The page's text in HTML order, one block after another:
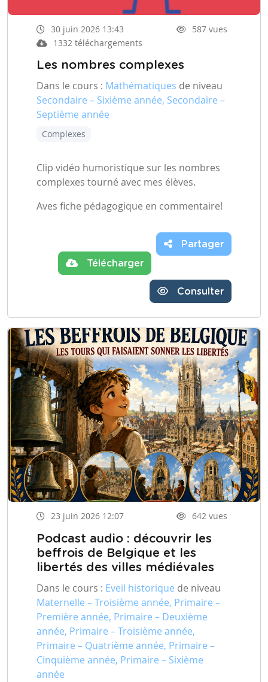
30 juin 2026 13:43
587 vues
1332 téléchargements
Les nombres complexes
Dans le cours : Mathématiques de niveau
Secondaire – Sixième année, Secondaire –
Septième année
Complexes
Clip vidéo humoristique sur les nombres
complexes tourné avec mes élèves.
Aves fiche pédagogique en commentaire!
Télécharger
Partager
Consulter
23 juin 2026 12:07 642 vues
Podcast audio : découvrir les
beffrois de Belgique et les
libertés des villes médiévales
Dans le cours : Eveil historique de niveau
Maternelle – Troisième année, Primaire –
Première année, Primaire – Deuxième
année, Primaire – Troisième année,
Primaire – Quatrième année, Primaire –
Cinquième année, Primaire – Sixième
année